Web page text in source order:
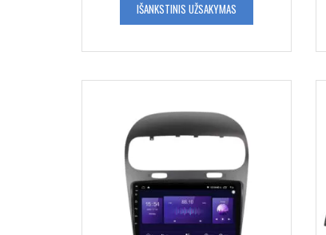
IŠANKSTINIS UŽSAKYMAS